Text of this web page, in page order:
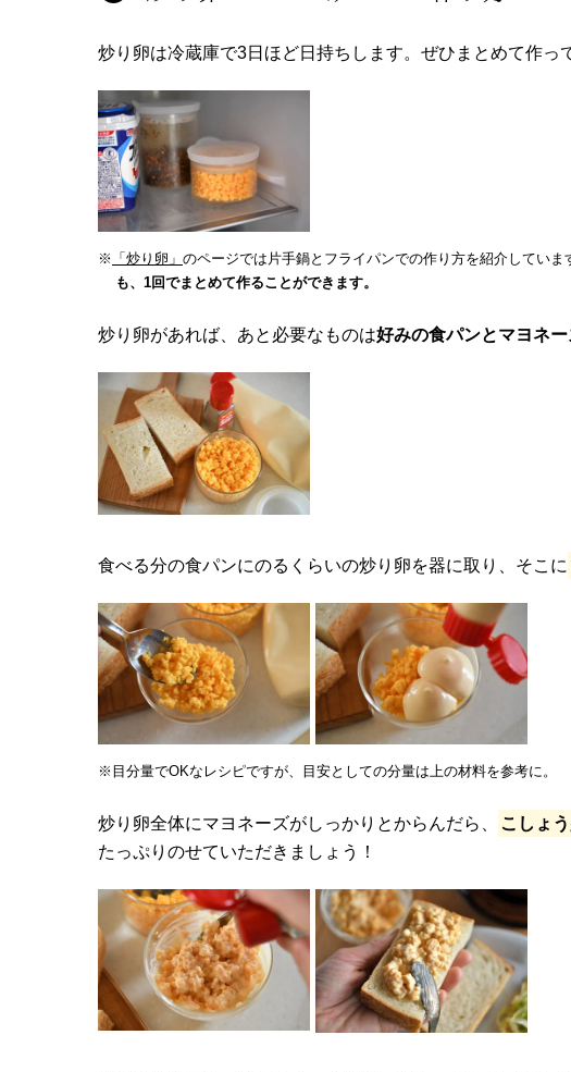
炒り卵は冷蔵庫で3日ほど日持ちします。ぜひまとめて作っ
※ 「炒り卵」 のページでは片手鍋とフライパンでの作り方を紹介していま
も、1回でまとめて作ることができます。
炒り卵があれば、あと必要なものは好みの食パンとマヨネー
食べる分の食パンにのるくらいの炒り卵を器に取り、そこに
※目分量でOKなレシピですが、目安としての分量は上の材料を参考に。
炒り卵全体にマヨネーズがしっかりとからんだら、 こしょ
たっぷりのせていただきましょう！